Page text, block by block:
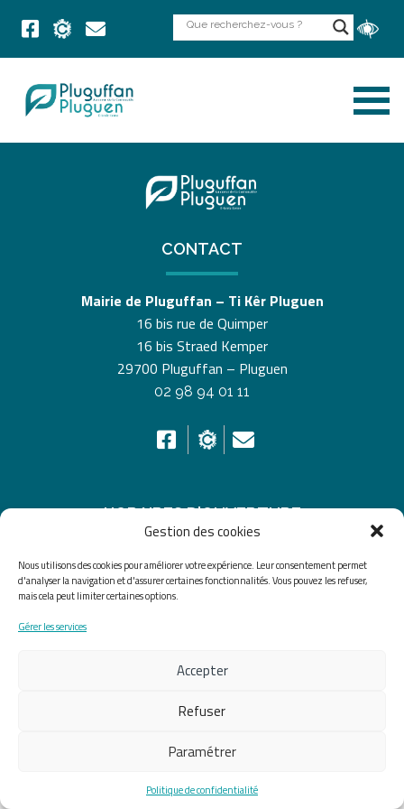
Gestion des cookies
Nous utilisons des cookies pour améliorer votre expérience. Leur consentement permet
d'analyser la navigation et d'assurer certaines fonctionnalités. Vous pouvez les refuser,
mais cela peut limiter certaines options.
Gérer les services
Accepter
Refuser
Paramétrer
Politique de confidentialité
CONTACT
Mairie de Pluguffan – Ti Kêr Pluguen
16 bis rue de Quimper
16 bis Straed Kemper
29700 Pluguffan – Pluguen
02 98 94 01 11
HORAIRES D’OUVERTURE
Du lundi au vendredi de 8h30 à 12h30 et de 13h30 à
17h30, le samedi de 10h00 à 12h00
personnelles
Fait avec ♡ en Bretagne par